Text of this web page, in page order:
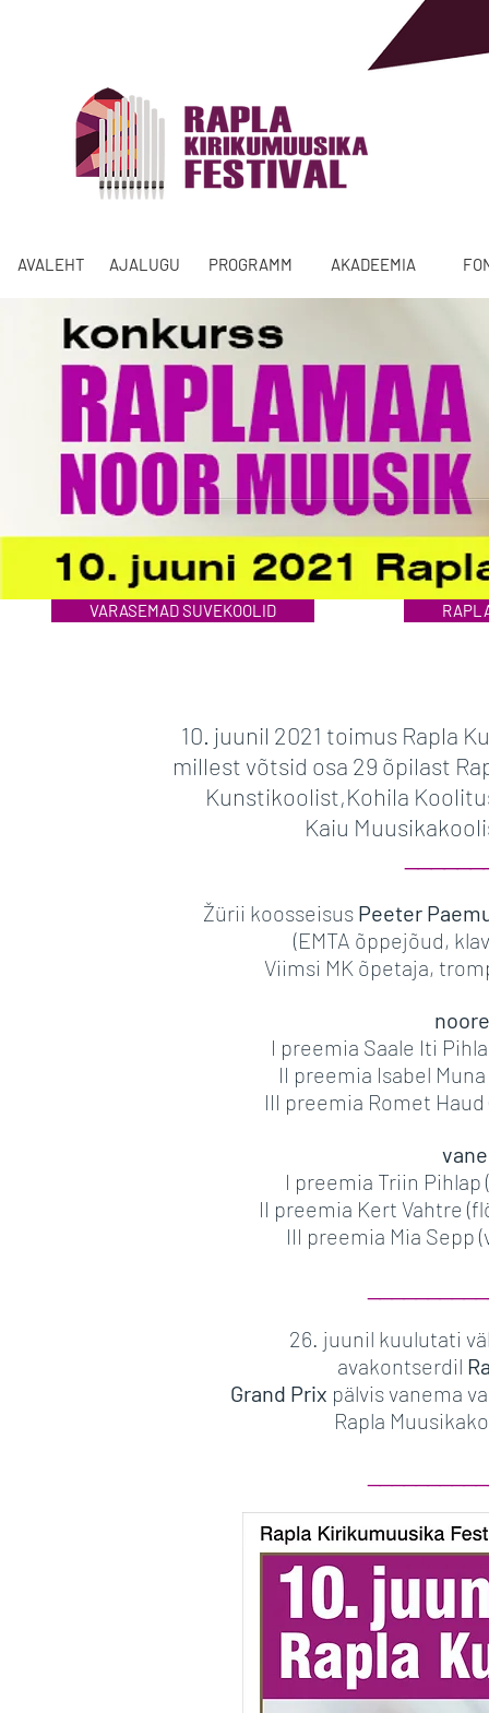
AVALEHT AJALUGU PROGRAMM AKADEEMIA
VARASEMAD SUVEKOOLID
10. juunil 2021 toimus Rapla
millest võtsid osa 29 õpilast
Kunstikoolist,Kohila
Kaiu
Žürii koosseisus Peeter
(EMTA õppejõud,
Viimsi MK õpetaja,
I preemia Saale Iti
II preemia Isabel
III preemia Romet
I preemia Triin Pihlap
II preemia Kert Vahtre
III preemia Mia Sepp
26. juunil kuulutati
avakontserdil
Grand Prix pälvis vanema
Rapla